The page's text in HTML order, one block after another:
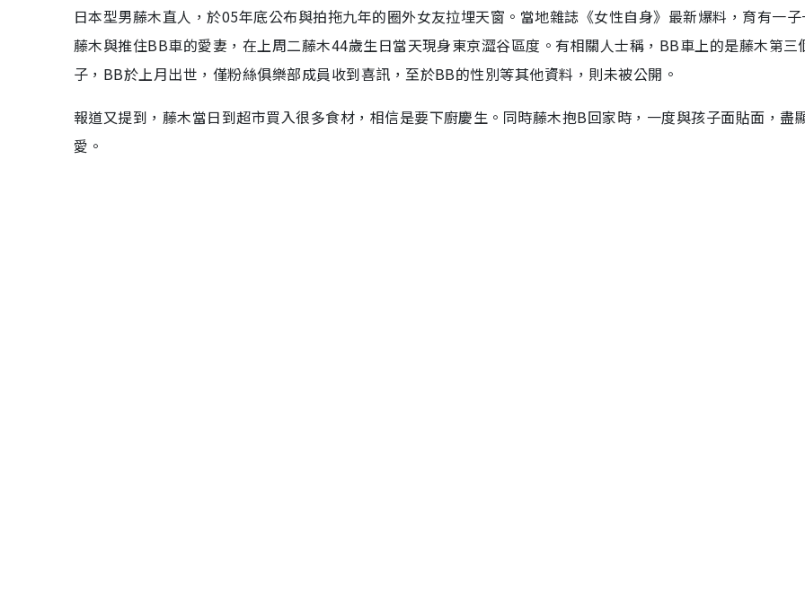
日本型男藤木直人，於05年底公布與拍拖九年的圈外女友拉埋天窗。當地雜誌《女性自身》最新爆料，育有一子
藤木與推住BB車的愛妻，在上周二藤木44歲生日當天現身東京澀谷區度。有相關人士稱，BB車上的是藤木第三
子，BB於上月出世，僅粉絲俱樂部成員收到喜訊，至於BB的性別等其他資料，則未被公開。
報道又提到，藤木當日到超市買入很多食材，相信是要下廚慶生。同時藤木抱B回家時，一度與孩子面貼面，盡
愛。